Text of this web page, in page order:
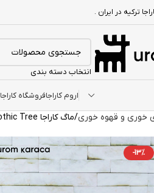
ترکیه در ایران .
انتخاب دسته بندی
اروم کاراجافروشگاه کاراجا
خوری و قهوه خوری ماگ کاراجا Gothic Tree
-13%